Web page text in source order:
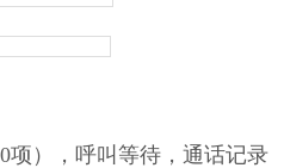
项），呼叫等待，通话记录